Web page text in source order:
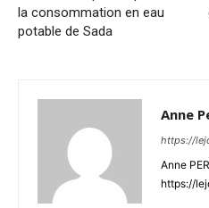
la consommation en eau
potable de Sada
Anne
https://
Anne
https://